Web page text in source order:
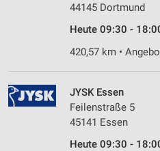
44145 Dortmund
Heute 09:30 -
420,57 km •
JYSK Essen
Feilenstraße 5
45141 Essen
Heute 09:30 -
Erstellung von Profilen zur
von Inhalten
Verwendung von Profilen zur
Messung der Werbeleistung
Messung der Performance von